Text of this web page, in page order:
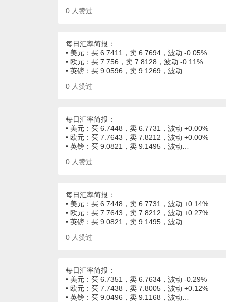
0 人赞过
每日汇率简报：
• 美元：买 6.7411，卖 6.7694，波动 -0.05%
• 欧元：买 7.756，卖 7.8128，波动 -0.11%
• 英镑：买 9.0596，卖 9.1269，波动…
0 人赞过
每日汇率简报：
• 美元：买 6.7448，卖 6.7731，波动 +0.00%
• 欧元：买 7.7643，卖 7.8212，波动 +0.00%
• 英镑：买 9.0821，卖 9.1495，波动…
0 人赞过
每日汇率简报：
• 美元：买 6.7448，卖 6.7731，波动 +0.14%
• 欧元：买 7.7643，卖 7.8212，波动 +0.27%
• 英镑：买 9.0821，卖 9.1495，波动…
0 人赞过
每日汇率简报：
• 美元：买 6.7351，卖 6.7634，波动 -0.29%
• 欧元：买 7.7438，卖 7.8005，波动 +0.12%
• 英镑：买 9.0496，卖 9.1168，波动…